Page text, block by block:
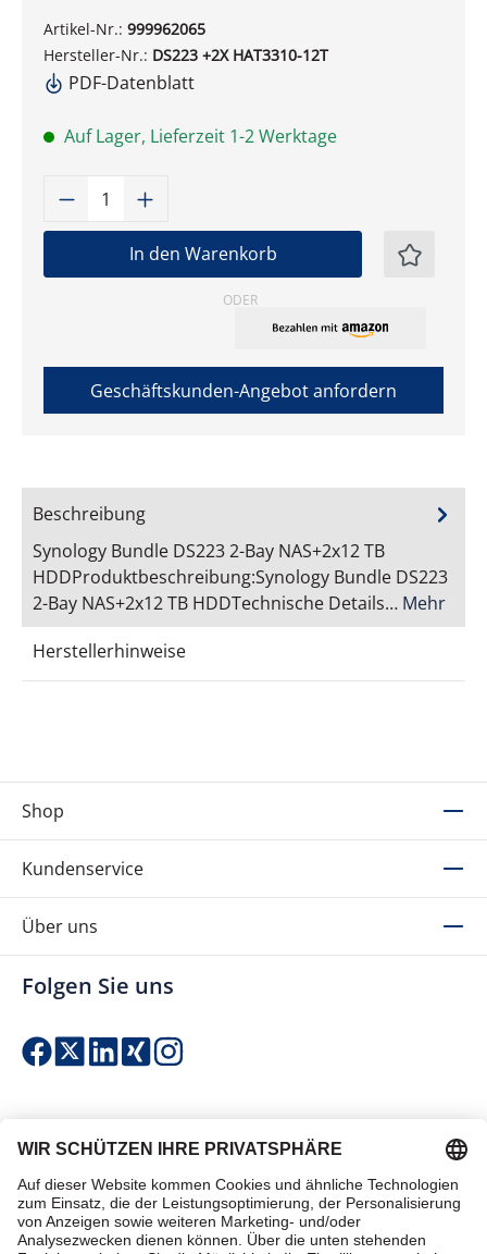
Artikel-Nr.: 999962065
Hersteller-Nr.: DS223 +2X HAT3310-12T
PDF-Datenblatt
Auf Lager, Lieferzeit 1-2 Werktage
Produkt Anzahl: Gib den
In den Warenkorb
ODER
Geschäftskunden-Angebot anfordern
Beschreibung
Synology Bundle DS223 2-Bay NAS+2x12 TB
HDDProduktbeschreibung:Synology Bundle DS223
2-Bay NAS+2x12 TB HDDTechnische Details… Mehr
Herstellerhinweise
Shop
Kundenservice
Über uns
Folgen Sie uns
Einfach & sicher bezahlen